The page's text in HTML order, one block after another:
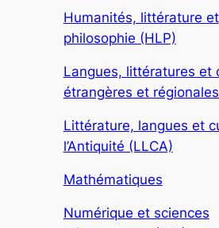
Humanités, littérature et
philosophie (HLP)
Langues, littératures et
étrangères et régionales
Littérature, langues et
l’Antiquité (LLCA)
Mathématiques
Numérique et sciences